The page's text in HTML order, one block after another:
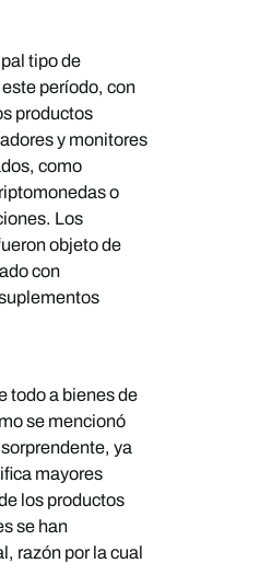
tipo de
período, con
productos
y monitores
como
o
Los
objeto de
con
todo a bienes de
se mencionó
ya
mayores
los productos
se han
razón por la cual